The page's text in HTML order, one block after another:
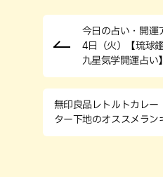
今日の占い・開運
4日（火）【琉球
九星気学開運占い】
無印良品レトルトカレー
ター下地のオススメラン